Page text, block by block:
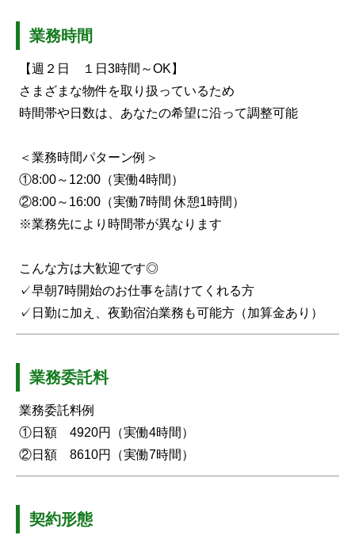
業務時間
【週２日 １日3時間～OK】
さまざまな物件を取り扱っているため
時間帯や日数は、あなたの希望に沿って調整可能
＜業務時間パターン例＞
①8:00～12:00（実働4時間）
②8:00～16:00（実働7時間 休憩1時間）
※業務先により時間帯が異なります
こんな方は大歓迎です◎
✓早朝7時開始のお仕事を請けてくれる方
✓日勤に加え、夜勤宿泊業務も可能方（加算金あり）
業務委託料
業務委託料例
①日額 4920円（実働4時間）
②日額 8610円（実働7時間）
契約形態